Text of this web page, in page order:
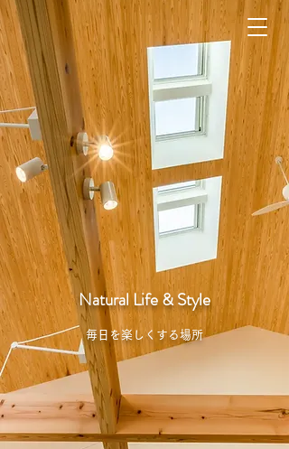
​Natural Life & Style
​毎日を楽しくする場所